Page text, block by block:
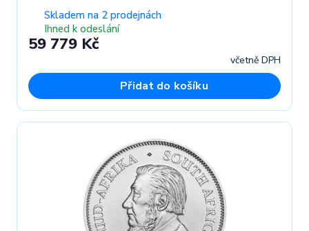
Skladem na 2 prodejnách
Ihned k odeslání
59 779 Kč
včetně DPH
Přidat do košíku